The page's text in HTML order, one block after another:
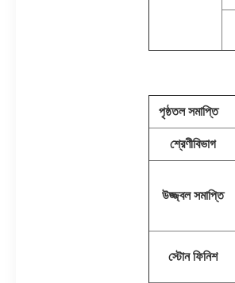
পৃষ্ঠতল সমাপ্তি
শ্রেণীবিভাগ
উজ্জ্বল সমাপ্তি
স্টোন ফিনিশ